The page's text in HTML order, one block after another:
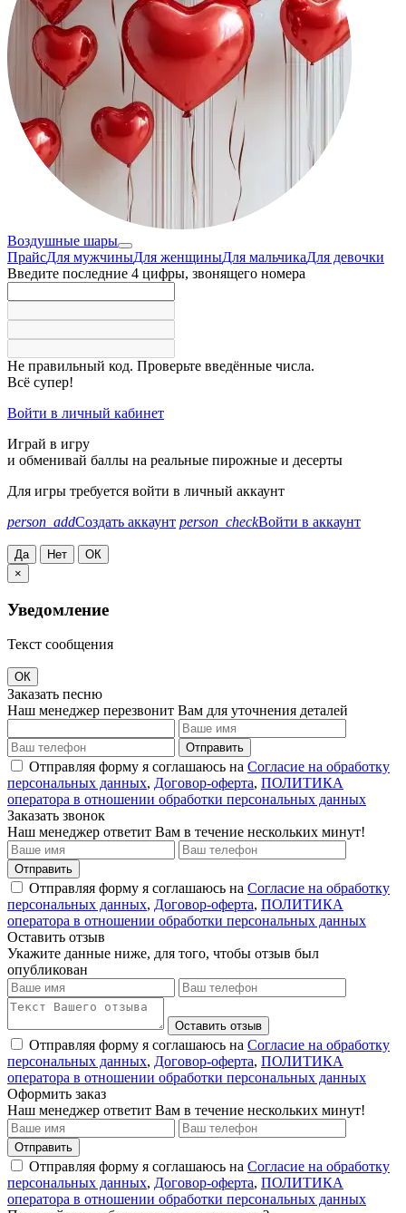
Воздушные шары
ПрайсДля мужчиныДля женщиныДля мальчикаДля девочки
Введите последние 4 цифры, звонящего номера
Не правильный код. Проверьте введённые числа.
Всё супер!
Войти в личный кабинет
Играй в игру
и обменивай баллы на реальные пирожные и десерты
Для игры требуется войти в личный аккаунт
person_addСоздать аккаунт person_checkВойти в аккаунт
Да Нет
ОК
×
Уведомление
Текст сообщения
ОК
Заказать песню
Наш менеджер перезвонит Вам для уточнения деталей
Отправить
Отправляя форму я соглашаюсь на Согласие на обработку
персональных данных, Договор-оферта, ПОЛИТИКА
оператора в отношении обработки персональных данных
Заказать звонок
Наш менеджер ответит Вам в течение нескольких минут!
Отправить
Отправляя форму я соглашаюсь на Согласие на обработку
персональных данных, Договор-оферта, ПОЛИТИКА
оператора в отношении обработки персональных данных
Оставить отзыв
Укажите данные ниже, для того, чтобы отзыв был
опубликован
Оставить отзыв
Отправляя форму я соглашаюсь на Согласие на обработку
персональных данных, Договор-оферта, ПОЛИТИКА
оператора в отношении обработки персональных данных
Оформить заказ
Наш менеджер ответит Вам в течение нескольких минут!
Отправить
Отправляя форму я соглашаюсь на Согласие на обработку
персональных данных, Договор-оферта, ПОЛИТИКА
оператора в отношении обработки персональных данных